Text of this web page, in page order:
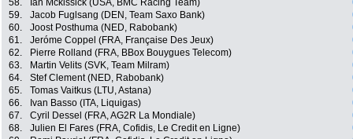
58.
Ian Mckissick (USA, BMC Racing Team)
59.
Jacob Fuglsang (DEN, Team Saxo Bank)
60.
Joost Posthuma (NED, Rabobank)
61.
Jeróme Coppel (FRA, Française Des Jeux)
62.
Pierre Rolland (FRA, BBox Bouygues Telecom)
63.
Martin Velits (SVK, Team Milram)
64.
Stef Clement (NED, Rabobank)
65.
Tomas Vaitkus (LTU, Astana)
66.
Ivan Basso (ITA, Liquigas)
67.
Cyril Dessel (FRA, AG2R La Mondiale)
68.
Julien El Fares (FRA, Cofidis, Le Credit en Ligne)